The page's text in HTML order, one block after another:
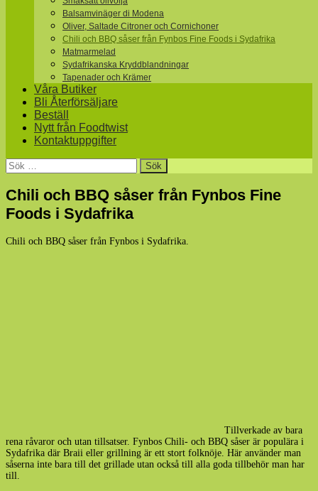
Balsamvinäger di Modena
Oliver, Saltade Citroner och Cornichoner
Chili och BBQ såser från Fynbos Fine Foods i Sydafrika
Matmarmelad
Sydafrikanska Kryddblandningar
Tapenader och Krämer
Våra Butiker
Bli Återförsäljare
Beställ
Nytt från Foodtwist
Kontaktuppgifter
Sök
efter:
Chili och BBQ såser från Fynbos Fine
Foods i Sydafrika
Chili och BBQ såser från Fynbos i Sydafrika.
Tillverkade av bara
rena råvaror och utan tillsatser. Fynbos Chili- och BBQ såser är populära i
Sydafrika där Braii eller grillning är ett stort folknöje. Här använder man
såserna inte bara till det grillade utan också till alla goda tillbehör man har
till.